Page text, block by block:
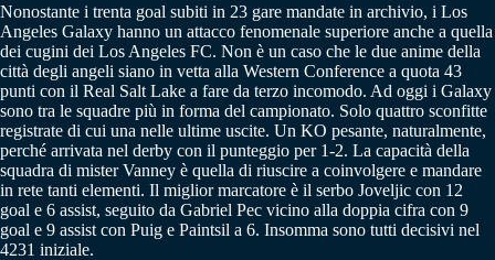
Nonostante i trenta goal subiti in 23 gare mandate in archivio, i Los
Angeles Galaxy hanno un attacco fenomenale superiore anche a quella
dei cugini dei Los Angeles FC. Non è un caso che le due anime della
città degli angeli siano in vetta alla Western Conference a quota 43
punti con il Real Salt Lake a fare da terzo incomodo. Ad oggi i Galaxy
sono tra le squadre più in forma del campionato. Solo quattro sconfitte
registrate di cui una nelle ultime uscite. Un KO pesante, naturalmente,
perché arrivata nel derby con il punteggio per 1-2. La capacità della
squadra di mister Vanney è quella di riuscire a coinvolgere e mandare
in rete tanti elementi. Il miglior marcatore è il serbo Joveljic con 12
goal e 6 assist, seguito da Gabriel Pec vicino alla doppia cifra con 9
goal e 9 assist con Puig e Paintsil a 6. Insomma sono tutti decisivi nel
4231 iniziale.